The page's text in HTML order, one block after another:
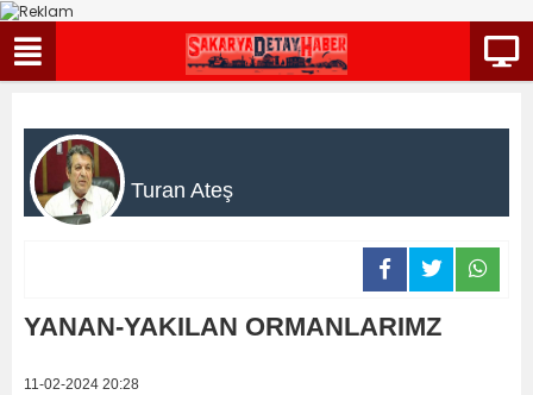
Turan Ateş
YANAN-YAKILAN ORMANLARIMZ
11-02-2024 20:28